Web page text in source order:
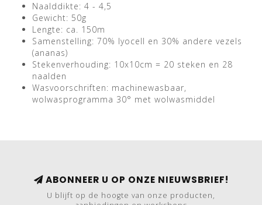
Naalddikte: 4 - 4,5
Gewicht: 50g
Lengte: ca. 150m
Samenstelling: 70% lyocell en 30% andere vezels
(ananas)
Stekenverhouding: 10x10cm = 20 steken en 28
naalden
Wasvoorschriften: machinewasbaar,
wolwasprogramma 30° met wolwasmiddel
ABONNEER U OP ONZE NIEUWSBRIEF!
U blijft op de hoogte van onze producten,